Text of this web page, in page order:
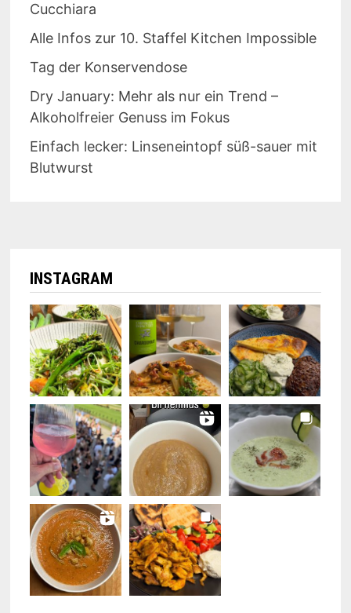
Cucchiara
Alle Infos zur 10. Staffel Kitchen Impossible
Tag der Konservendose
Dry January: Mehr als nur ein Trend –
Alkoholfreier Genuss im Fokus
Einfach lecker: Linseneintopf süß-sauer mit
Blutwurst
INSTAGRAM